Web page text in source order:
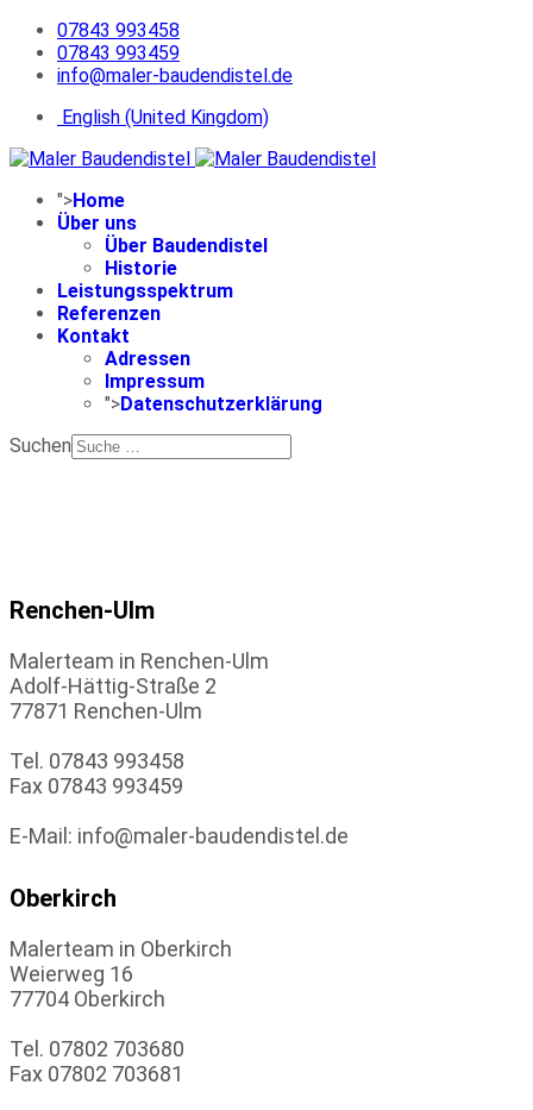
07843 993458
07843 993459
info@maler-baudendistel.de
English (United Kingdom)
">Home
Über uns
Über Baudendistel
Historie
Leistungsspektrum
Referenzen
Kontakt
Adressen
Impressum
">Datenschutzerklärung
Suchen
Renchen-Ulm
Malerteam in Renchen-Ulm
Adolf-Hättig-Straße 2
77871 Renchen-Ulm
Tel. 07843 993458
Fax 07843 993459
E-Mail: info@maler-baudendistel.de
Oberkirch
Malerteam in Oberkirch
Weierweg 16
77704 Oberkirch
Tel. 07802 703680
Fax 07802 703681